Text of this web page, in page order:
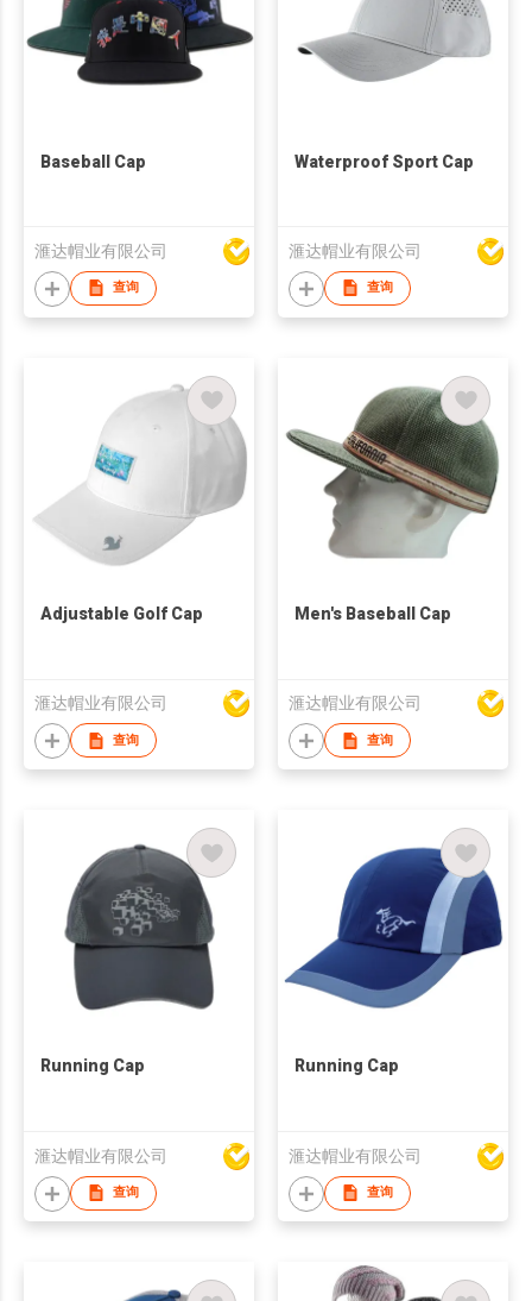
Baseball Cap
滙达帽业有限公司
查询
Waterproof Sport Cap
滙达帽业有限公司
查询
Adjustable Golf Cap
滙达帽业有限公司
查询
Men's Baseball Cap
滙达帽业有限公司
查询
Running Cap
滙达帽业有限公司
查询
Running Cap
滙达帽业有限公司
查询